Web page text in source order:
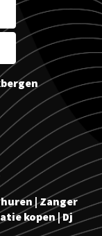
|Zanger
kopen|Dj